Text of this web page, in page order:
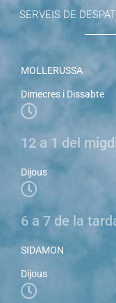
SERVEIS DE
MOLLERUSSA
Dimecres i Dissabte
12 a 1 del
Dijous
6 a 7 de la
SIDAMON
Dijous